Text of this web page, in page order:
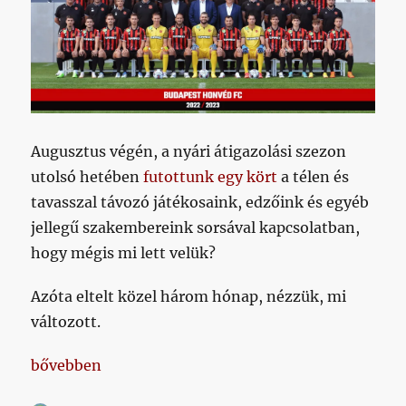
Augusztus végén, a nyári átigazolási szezon
utolsó hetébenfutottunk egy kört a télen és
tavasszal távozó játékosaink, edzőink és egyéb
jellegű szakembereink sorsával kapcsolatban,
hogy mégis mi lett velük?
Azóta eltelt közel három hónap, nézzük, mi
változott.
„Hurrá, Richlordnak csaknem fél év után lett végre
bővebben